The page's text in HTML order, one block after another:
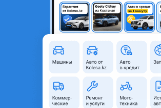
Бензостанция BMW 3-SERIES E46
Объявление находится в архиве и может
Астана,